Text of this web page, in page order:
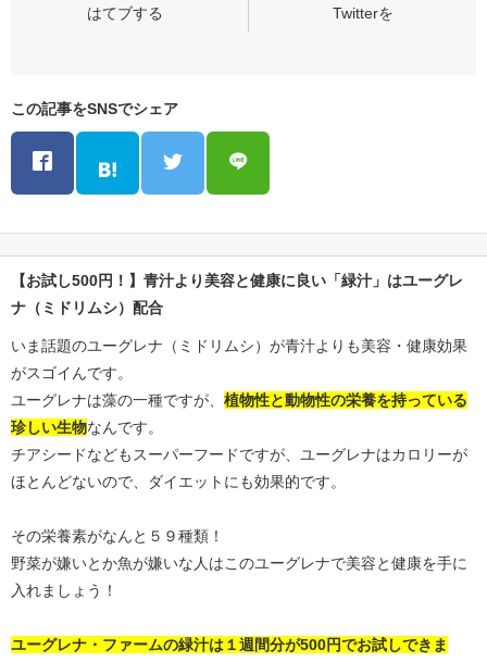
この記事をSNSでシェア
【お試し500円！】青汁より美容と健康に良い「緑汁」はユーグレ
ナ（ミドリムシ）配合
いま話題のユーグレナ（ミドリムシ）が青汁よりも美容・健康効果
がスゴイんです。
ユーグレナは藻の一種ですが、 植物性と動物性の栄養を持っている
珍しい生物なんです。
チアシードなどもスーパーフードですが、ユーグレナはカロリーが
ほとんどないので、ダイエットにも効果的です。
その栄養素がなんと５９種類！
野菜が嫌いとか魚が嫌いな人はこのユーグレナで美容と健康を手に
入れましょう！
ユーグレナ・ファームの緑汁は１週間分が500円でお試しできま